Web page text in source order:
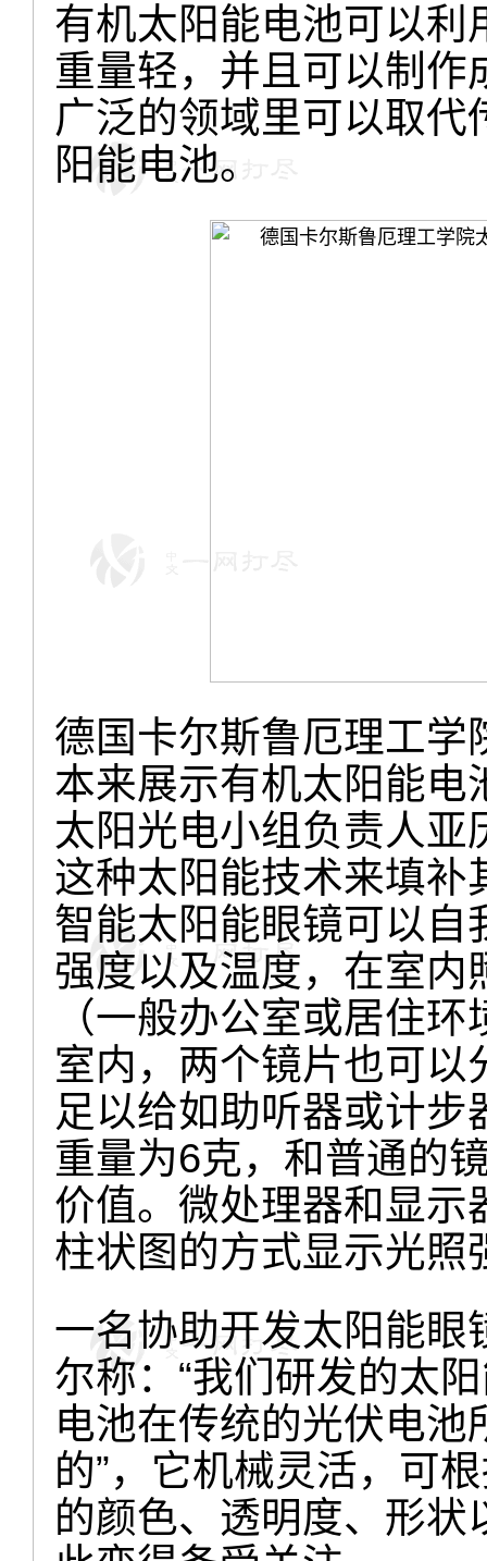
有机太阳能电池可以利
重量轻，并且可以制
广泛的领域里可以取
阳能电池。
德国卡尔斯鲁厄理工学
本来展示有机太阳能电
太阳光电小组负责人亚
这种太阳能技术来填补
智能太阳能眼镜可以自
强度以及温度，在室内
（一般办公室或居住
室内，两个镜片也可以
足以给如助听器或计
重量为6克，和普通的
价值。微处理器和显示
柱状图的方式显示光照
一名协助开发太阳能眼
尔称：“我们研发的太
电池在传统的光伏电
的”，它机械灵活，可
的颜色、透明度、形